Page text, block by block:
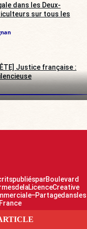
dans les Deux-
sur tous les
Justice française :
publiés par Boulevard
de la Licence Creative
– Partage dans les